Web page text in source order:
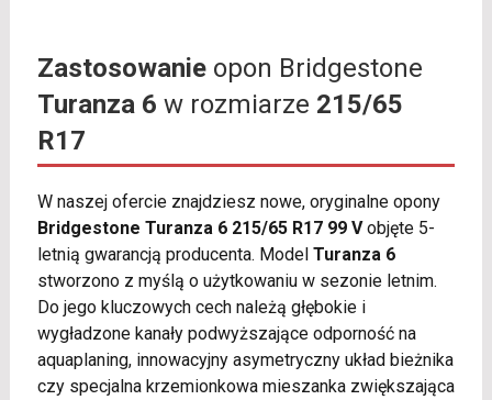
Zastosowanieopon Bridgestone
Turanza 6 w rozmiarze 215/65
R17
W naszej ofercie znajdziesz nowe, oryginalne opony
Bridgestone Turanza 6 215/65 R17 99 Vobjęte 5-
letnią gwarancją producenta. Model Turanza 6
stworzono z myślą o użytkowaniu w sezonie letnim.
Do jego kluczowych cech należą głębokie i
wygładzone kanały podwyższające odporność na
aquaplaning, innowacyjny asymetryczny układ bieżnika
czy specjalna krzemionkowa mieszanka zwiększająca